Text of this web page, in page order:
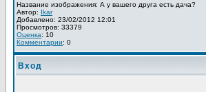
Название изображения: А у вашего друга есть дача?
Автор: Ikar
Добавлено: 23/02/2012 12:01
Просмотров: 33379
Оценка: 10
Комментарии: 0
Вход